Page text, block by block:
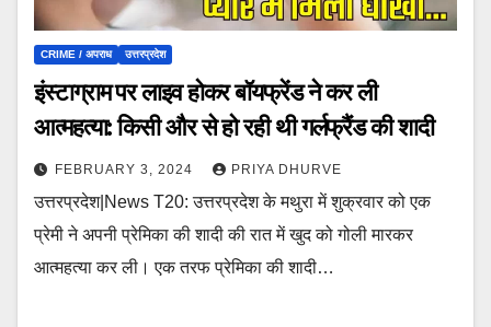
CRIME / अपराध उत्तरप्रदेश
इंस्टाग्राम पर लाइव होकर बॉयफ्रेंड ने कर ली
आत्महत्या: किसी और से हो रही थी गर्लफ्रैंड की शादी
FEBRUARY 3, 2024 PRIYA DHURVE
उत्तरप्रदेश|News T20: उत्तरप्रदेश के मथुरा में शुक्रवार को एक
प्रेमी ने अपनी प्रेमिका की शादी की रात में खुद को गोली मारकर
आत्महत्या कर ली। एक तरफ प्रेमिका की शादी…